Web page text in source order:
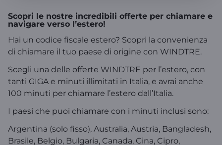
Scopri le nostre incredibili offerte per chiamare e
navigare verso l’estero!
Hai un codice fiscale estero? Scopri la convenienza
di chiamare il tuo paese di origine con WINDTRE.
Scegli una delle offerte WINDTRE per l’estero, con
tanti GIGA e minuti illimitati in Italia, e avrai anche
100 minuti per chiamare l’estero dall’Italia.
I paesi che puoi chiamare con i minuti inclusi sono:
Argentina (solo fisso), Australia, Austria, Bangladesh,
Brasile, Belgio, Bulgaria, Canada, Cina, Cipro,